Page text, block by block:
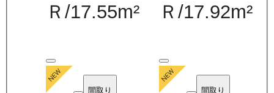
Ｒ/17.55m²
Ｒ /17.92m²
間取り 間取り